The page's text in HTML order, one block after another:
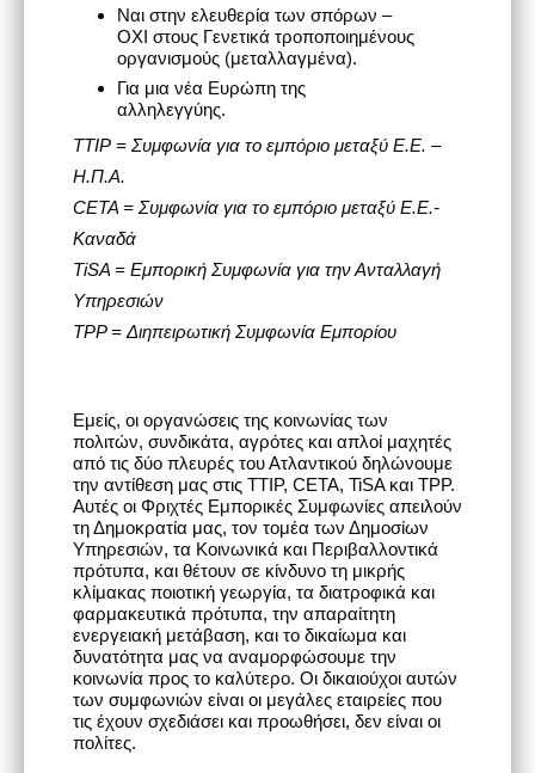
Ναι στην ελευθερία των σπόρων –
ΟΧΙ στους Γενετικά τροποποιημένους
οργανισμούς (μεταλλαγμένα).
Για μια νέα Ευρώπη της
αλληλεγγύης.
TTIP= Συμφωνία για το εμπόριο μεταξύ Ε.Ε. –
Η.Π.Α.
CETA = Συμφωνία για το εμπόριο μεταξύ Ε.Ε.-
Καναδά
TiSA = Εμπορική Συμφωνία για την Ανταλλαγή
Υπηρεσιών
TPP = Διηπειρωτική Συμφωνία Εμπορίου
Εμείς, οι οργανώσεις της κοινωνίας των
πολιτών, συνδικάτα, αγρότες και απλοί μαχητές
από τις δύο πλευρές του Ατλαντικού δηλώνουμε
την αντίθεση μας στις TTIP, CETA, TiSA και TPP.
Αυτές οι Φριχτές Εμπορικές Συμφωνίες απειλούν
τη Δημοκρατία μας, τον τομέα των Δημοσίων
Υπηρεσιών, τα Κοινωνικά και Περιβαλλοντικά
πρότυπα, και θέτουν σε κίνδυνο τη μικρής
κλίμακας ποιοτική γεωργία, τα διατροφικά και
φαρμακευτικά πρότυπα, την απαραίτητη
ενεργειακή μετάβαση, και το δικαίωμα και
δυνατότητα μας να αναμορφώσουμε την
κοινωνία προς το καλύτερο. Οι δικαιούχοι αυτών
των συμφωνιών είναι οι μεγάλες εταιρείες που
τις έχουν σχεδιάσει και προωθήσει, δεν είναι οι
πολίτες.